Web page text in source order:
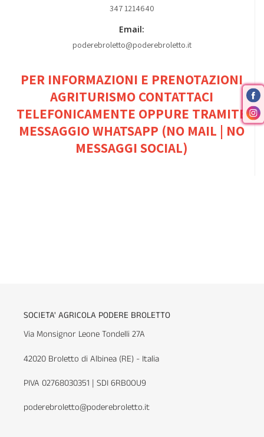
347 1214640
Email:
poderebroletto@poderebroletto.it
PER INFORMAZIONI E PRENOTAZIONI
AGRITURISMO CONTATTACI
TELEFONICAMENTE OPPURE TRAMITE
MESSAGGIO WHATSAPP (NO MAIL | NO
MESSAGGI SOCIAL)
SOCIETA' AGRICOLA PODERE BROLETTO
Via Monsignor Leone Tondelli 27A
42020 Broletto di Albinea (RE) - Italia
PIVA 02768030351 | SDI 6RB0OU9
poderebroletto@poderebroletto.it